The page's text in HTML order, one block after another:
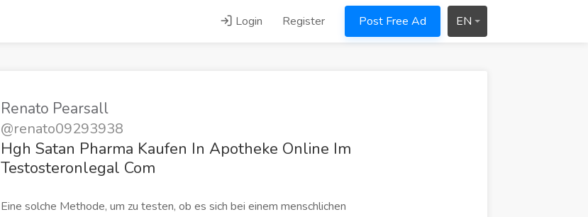
Login Register Post Free Ad EN
Renato Pearsall
@renato09293938
Hgh Satan Pharma Kaufen In Apotheke Online Im
Testosteronlegal Com
Eine solche Methode, um zu testen, ob es sich bei einem menschlichen